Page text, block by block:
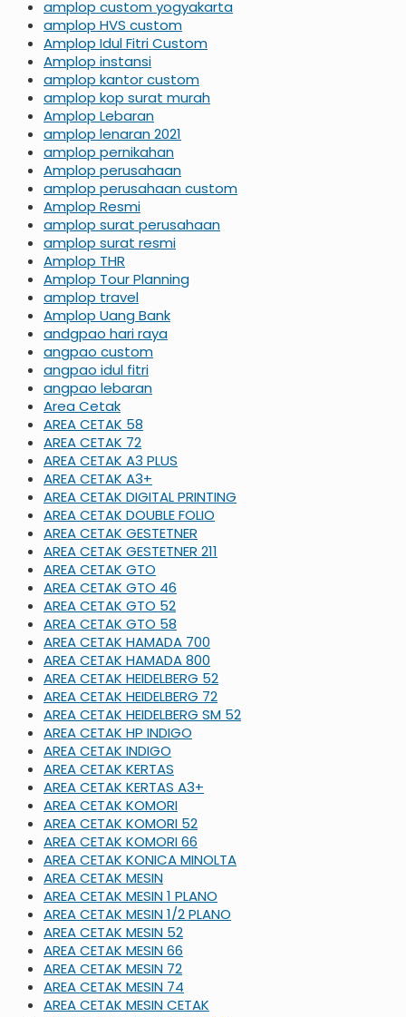
amplop custom yogyakarta
amplop HVS custom
Amplop Idul Fitri Custom
Amplop instansi
amplop kantor custom
amplop kop surat murah
Amplop Lebaran
amplop lenaran 2021
amplop pernikahan
Amplop perusahaan
amplop perusahaan custom
Amplop Resmi
amplop surat perusahaan
amplop surat resmi
Amplop THR
Amplop Tour Planning
amplop travel
Amplop Uang Bank
andgpao hari raya
angpao custom
angpao idul fitri
angpao lebaran
Area Cetak
AREA CETAK 58
AREA CETAK 72
AREA CETAK A3 PLUS
AREA CETAK A3+
AREA CETAK DIGITAL PRINTING
AREA CETAK DOUBLE FOLIO
AREA CETAK GESTETNER
AREA CETAK GESTETNER 211
AREA CETAK GTO
AREA CETAK GTO 46
AREA CETAK GTO 52
AREA CETAK GTO 58
AREA CETAK HAMADA 700
AREA CETAK HAMADA 800
AREA CETAK HEIDELBERG 52
AREA CETAK HEIDELBERG 72
AREA CETAK HEIDELBERG SM 52
AREA CETAK HP INDIGO
AREA CETAK INDIGO
AREA CETAK KERTAS
AREA CETAK KERTAS A3+
AREA CETAK KOMORI
AREA CETAK KOMORI 52
AREA CETAK KOMORI 66
AREA CETAK KONICA MINOLTA
AREA CETAK MESIN
AREA CETAK MESIN 1 PLANO
AREA CETAK MESIN 1/2 PLANO
AREA CETAK MESIN 52
AREA CETAK MESIN 66
AREA CETAK MESIN 72
AREA CETAK MESIN 74
AREA CETAK MESIN CETAK